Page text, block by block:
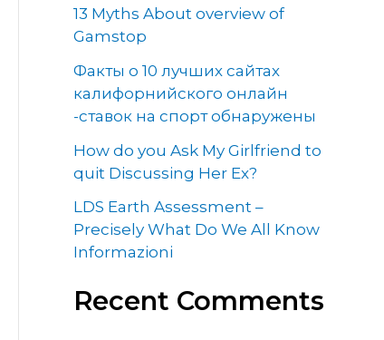
13 Myths About overview of
Gamstop
Факты о 10 лучших сайтах
калифорнийского онлайн
-ставок на спорт обнаружены
How do you Ask My Girlfriend to
quit Discussing Her Ex?
LDS Earth Assessment –
Precisely What Do We All Know
Informazioni
Recent Comments